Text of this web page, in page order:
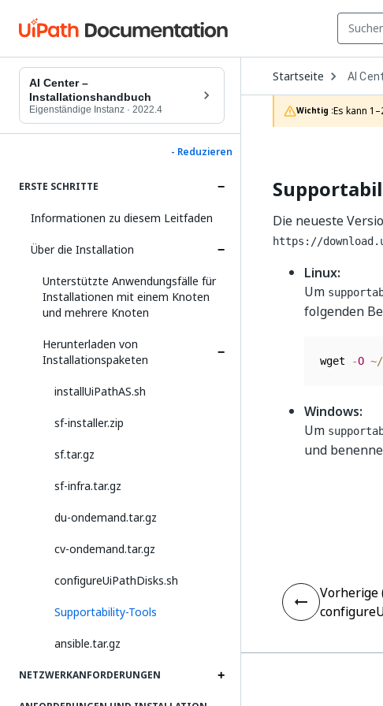
AI Center –
Installationshandbuch
Eigenständige Instanz · 2022.4
- Reduzieren
ERSTE SCHRITTE
Informationen zu diesem Leitfaden
Über die Installation
Unterstützte Anwendungsfälle für
Installationen mit einem Knoten
und mehrere Knoten
Herunterladen von
Installationspaketen
installUiPathAS.sh
sf-installer.zip
sf.tar.gz
sf-infra.tar.gz
du-ondemand.tar.gz
cv-ondemand.tar.gz
configureUiPathDisks.sh
Supportability-Tools
ansible.tar.gz
NETZWERKANFORDERUNGEN
Startseite Open
to
choose
product
AI
Wichtig :Es kann
Die neueste
https://
Linux:
Um
folgenden
wget -O ~/
Windows:
Um
und
Vorherige